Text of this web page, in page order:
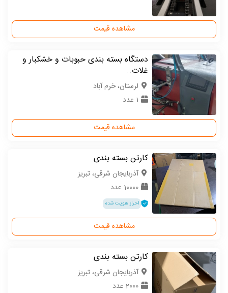
مشاهده قیمت
دستگاه بسته بندی حبوبات و خشکبار و
غلات..
لرستان، خرم آباد
1 عدد
مشاهده قیمت
کارتن بسته بندی
آذربایجان شرقی، تبریز
10000 عدد
احراز هویت شده
مشاهده قیمت
کارتن بسته بندی
آذربایجان شرقی، تبریز
2000 عدد